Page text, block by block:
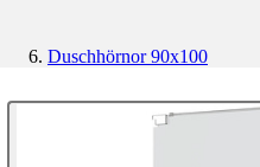
Duschhörnor 90x100